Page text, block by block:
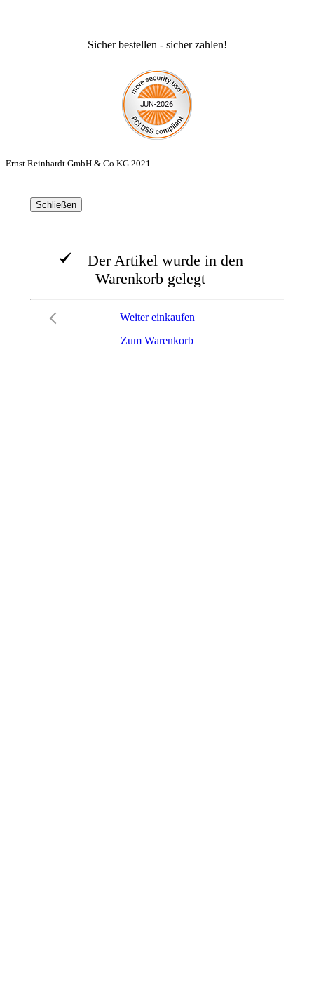
Sicher bestellen - sicher zahlen!
Ernst Reinhardt GmbH & Co KG 2021
Schließen
Der Artikel wurde in den
Warenkorb gelegt
Zum Warenkorb
Weiter einkaufen